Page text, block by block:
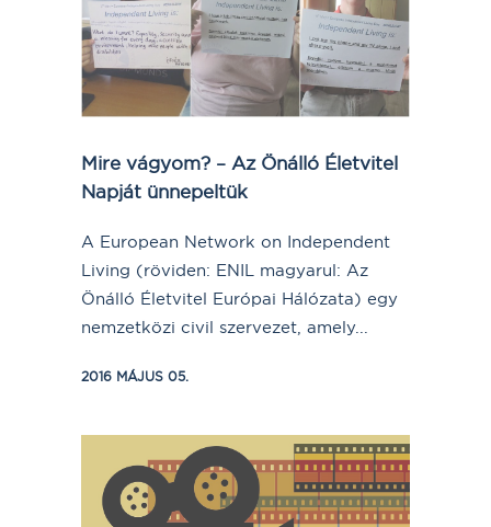
Mire vágyom? – Az Önálló Életvitel
Napját ünnepeltük
A European Network on Independent
Living (röviden: ENIL magyarul: Az
Önálló Életvitel Európai Hálózata) egy
nemzetközi civil szervezet, amely...
2016 MÁJUS 05.